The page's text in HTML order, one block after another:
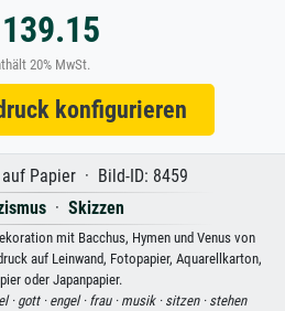
20% MwSt.
konfigurieren
Papier · Bild-ID: 8459
· Skizzen
mit Bacchus, Hymen und Venus von
auf Leinwand, Fotopapier, Aquarellkarton,
oder Japanpapier.
· gott · engel · frau · musik · sitzen · stehen